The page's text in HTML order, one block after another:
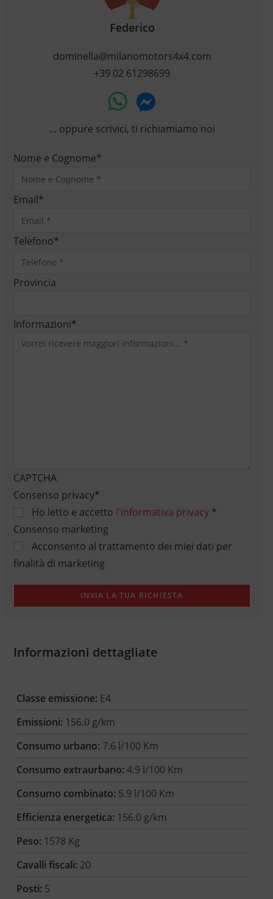
Federico
dominella@milanomotors4x4.com
+39 02 61298699
... oppure scrivici, ti richiamiamo noi
Nome e Cognome*
Email*
Telefono*
Provincia
Informazioni*
CAPTCHA
Consenso privacy*
Ho letto e accetto l'informativa privacy*
Consenso marketing
Acconsento al trattamento dei miei dati per
finalità di marketing
Informazioni dettagliate
Classe emissione: E4
Emissioni: 156.0 g/km
Consumo urbano: 7.6 l/100 Km
Consumo extraurbano: 4.9 l/100 Km
Consumo combinato: 5.9 l/100 Km
Efficienza energetica: 156.0 g/km
Peso: 1578 Kg
Cavalli fiscali: 20
Posti: 5